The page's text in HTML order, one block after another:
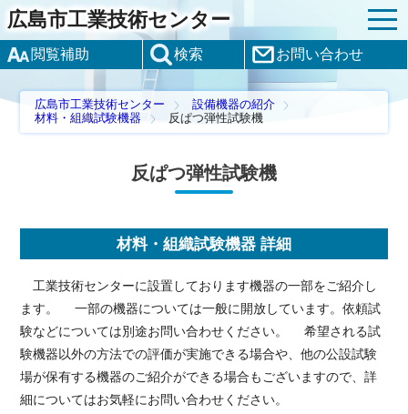
広島市工業技術センター
閲覧補助 検索 お問い合わせ
広島市工業技術センター
設備機器の紹介
材料・組織試験機器
反ぱつ弾性試験機
反ぱつ弾性試験機
材料・組織試験機器 詳細
工業技術センターに設置しております機器の一部をご紹介し
ます。 一部の機器については一般に開放しています。依頼試
験などについては別途お問い合わせください。 希望される試
験機器以外の方法での評価が実施できる場合や、他の公設試験
場が保有する機器のご紹介ができる場合もございますので、詳
細についてはお気軽にお問い合わせください。